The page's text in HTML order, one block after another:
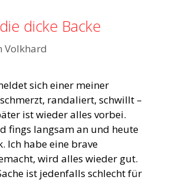
dicke Backe
Volkhard
sich einer meiner
randaliert, schwillt –
ist wieder alles vorbei.
fings langsam an und heute
Ich habe eine brave
wird alles wieder gut.
ist jedenfalls schlecht für